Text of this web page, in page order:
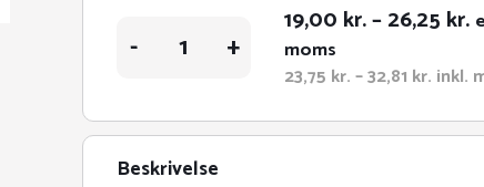
-
type
+
19,00 kr.–26,25 kr.
moms
23,75 kr.–32,81 kr.
til
32,81
inkl.
Beskrivelse